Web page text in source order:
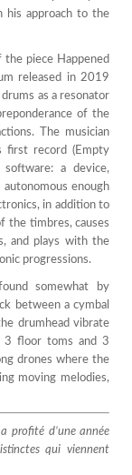
his approach to the
the piece Happened
released in 2019
as a resonator
of the
The musician
first record (Empty
a device,
enough
in addition to
the timbres, causes
and plays with the
progressions.
somewhat by
between a cymbal
drumhead vibrate
3 floor toms and 3
drones where the
moving melodies,
profité d’une année
qui viennent